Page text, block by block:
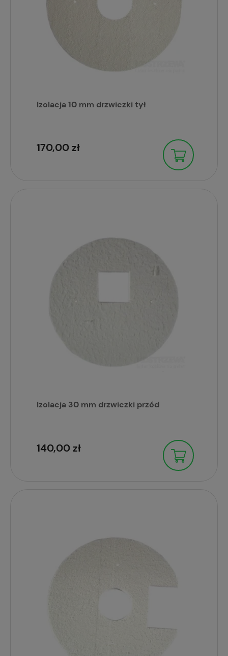
Izolacja 10 mm drzwiczki tył
170,00 zł
Izolacja 30 mm drzwiczki przód
140,00 zł